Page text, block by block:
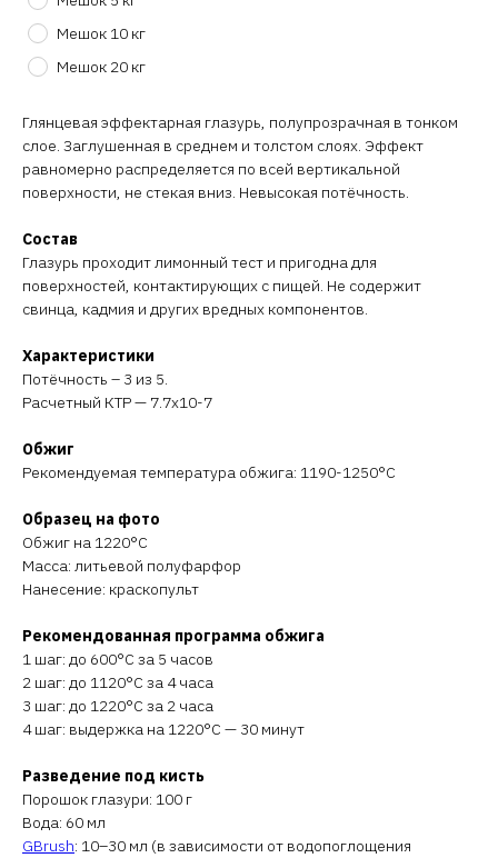
Мешок 10 кг
Мешок 20 кг
Глянцевая эффектарная глазурь, полупрозрачная в тонком
слое. Заглушенная в среднем и толстом слоях. Эффект
равномерно распределяется по всей вертикальной
поверхности, не стекая вниз. Невысокая потёчность.
Состав
Глазурь проходит лимонный тест и пригодна для
поверхностей, контактирующих с пищей. Не содержит
свинца, кадмия и других вредных компонентов.
Характеристики
Потёчность – 3 из 5.
Расчетный КТР — 7.7х10-7
Обжиг
Рекомендуемая температура обжига: 1190-1250°C
Образец на фото
Обжиг на 1220°C
Масса: литьевой полуфарфор
Нанесение: краскопульт
Рекомендованная программа обжига
1 шаг: до 600°C за 5 часов
2 шаг: до 1120°C за 4 часа
3 шаг: до 1220°C за 2 часа
4 шаг: выдержка на 1220°C — 30 минут
Разведение под кисть
Порошок глазури: 100 г
Вода: 60 мл
GBrush: 10–30 мл (в зависимости от водопоглощения